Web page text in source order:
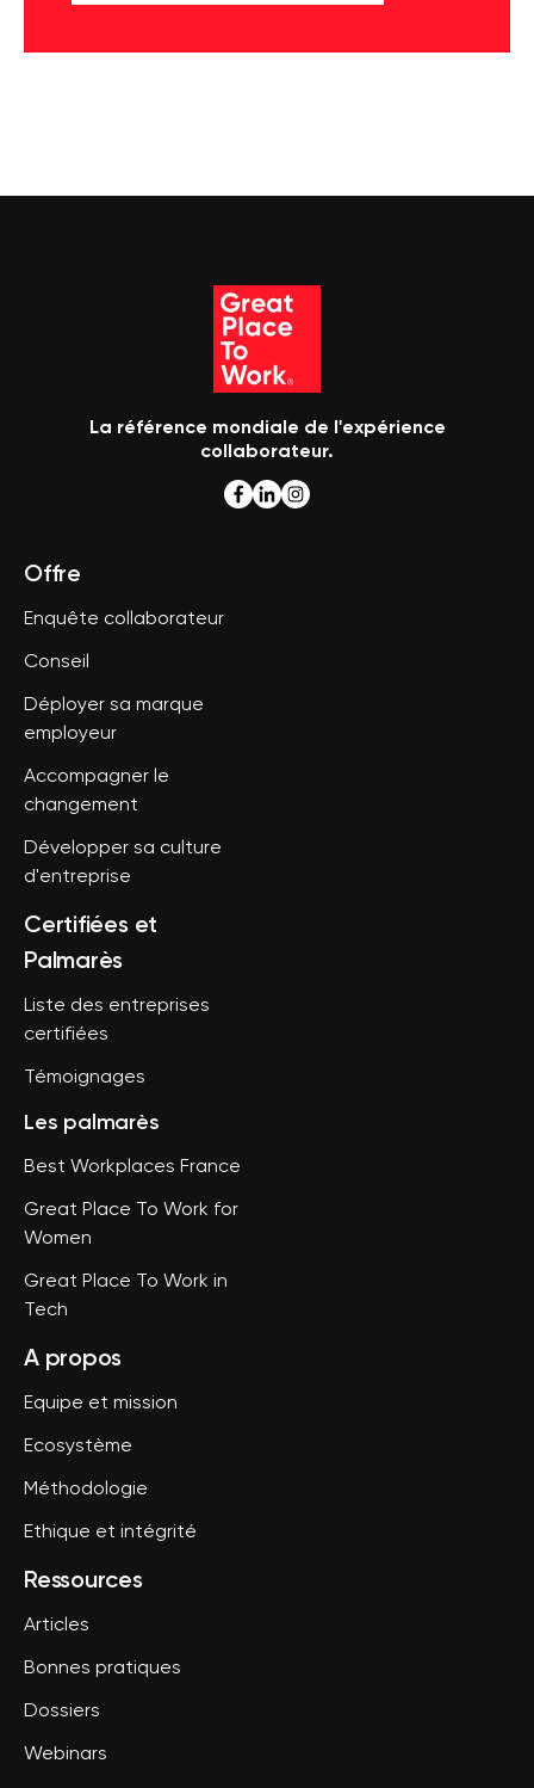
La référence mondiale de l'expérience
collaborateur.
Offre
Enquête collaborateur
Conseil
Déployer sa marque
employeur
Accompagner le
changement
Développer sa culture
d'entreprise
Certifiées et
Palmarès
Liste des entreprises
certifiées
Témoignages
Les palmarès
Best Workplaces France
Great Place To Work for
Women
Great Place To Work in
Tech
A propos
Equipe et mission
Ecosystème
Méthodologie
Ethique et intégrité
Ressources
Articles
Bonnes pratiques
Dossiers
Webinars